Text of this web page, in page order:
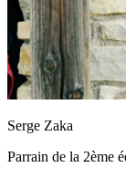
Serge Zaka
Parrain de la 2ème